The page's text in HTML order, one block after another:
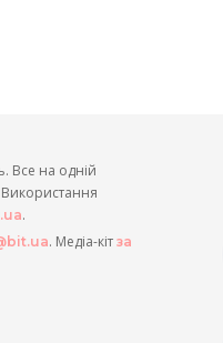
Все на одній
Використання
.
. Медіа-кіт за